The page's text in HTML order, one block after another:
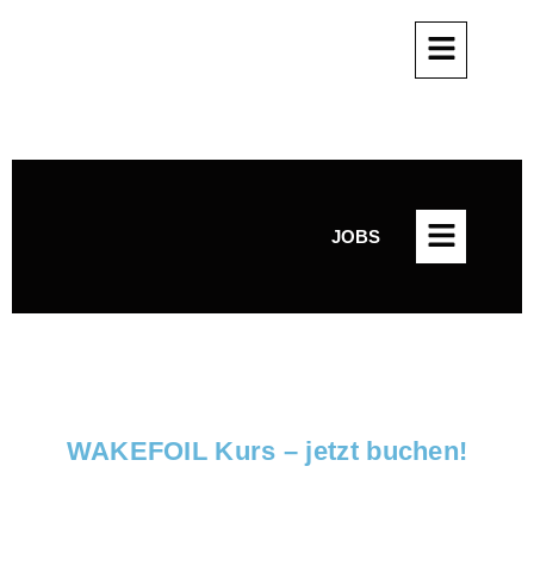
JOBS
WAKEFOIL Kurs – jetzt buchen!